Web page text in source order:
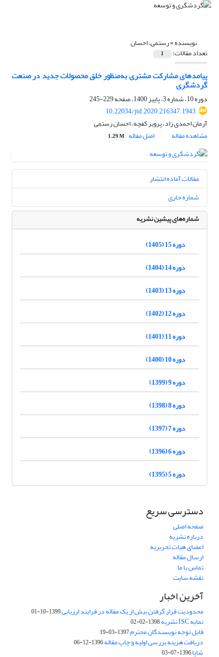
نویسنده =رستمی، احسان
تعداد مقالات: 1
پیامدهای مشارکت مشتری به‌منظور خلق محصولات جدید در صنعت
گردشگری
دوره 10، شماره 3، پاییز 1400، صفحه
229-245
10.22034/jtd.2020.216347.1943
آرمان احمدی زاد، پرویز کفچه، احسان رستمی
مشاهده مقاله
اصل مقاله 1.29 M
مقالات آماده انتشار
شماره جاری
شماره‌های پیشین نشریه
دوره 15 (1405)
دوره 14 (1404)
دوره 13 (1403)
دوره 12 (1402)
دوره 11 (1401)
دوره 10 (1400)
دوره 9 (1399)
دوره 8 (1398)
دوره 7 (1397)
دوره 6 (1396)
دوره 5 (1395)
دسترسی سریع
صفحه اصلی
درباره نشریه
اعضای هیات تحریریه
ارسال مقاله
تماس با ما
نقشه سایت
آخرین اخبار
محدودیت قرار گرفتن بیش از یک مقاله در فرایند ارزیابی1399-10-01
نمایه ISC نشریه 1398-02-02
قابل توجه نویسندگان محترم1397-03-19
دریافت هزینه بررسی اولیه و چاپ مقاله1396-12-06
شاپا1396-07-03